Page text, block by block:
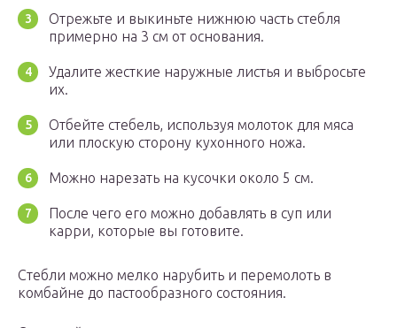
Отрежьте и выкиньте нижнюю часть стебля
примерно на 3 см от основания.
Удалите жесткие наружные листья и выбросьте
их.
Отбейте стебель, используя молоток для мяса
или плоскую сторону кухонного ножа.
Можно нарезать на кусочки около 5 см.
После чего его можно добавлять в суп или
карри, которые вы готовите.
Стебли можно мелко нарубить и перемолоть в
комбайне до пастообразного состояния.